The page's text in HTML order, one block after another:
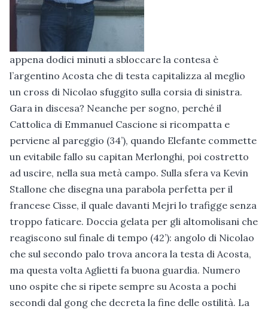
appena dodici minuti a sbloccare la contesa è
l’argentino Acosta che di testa capitalizza al meglio
un cross di Nicolao sfuggito sulla corsia di sinistra.
Gara in discesa? Neanche per sogno, perché il
Cattolica di Emmanuel Cascione si ricompatta e
perviene al pareggio (34’), quando Elefante commette
un evitabile fallo su capitan Merlonghi, poi costretto
ad uscire, nella sua metà campo. Sulla sfera va Kevin
Stallone che disegna una parabola perfetta per il
francese Cisse, il quale davanti Mejri lo trafigge senza
troppo faticare. Doccia gelata per gli altomolisani che
reagiscono sul finale di tempo (42’): angolo di Nicolao
che sul secondo palo trova ancora la testa di Acosta,
ma questa volta Aglietti fa buona guardia. Numero
uno ospite che si ripete sempre su Acosta a pochi
secondi dal gong che decreta la fine delle ostilità. La